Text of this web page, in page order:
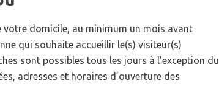
votre domicile, au minimum un mois avant
qui souhaite accueillir le(s) visiteur(s)
sont possibles tous les jours à l’exception du
adresses et horaires d’ouverture des